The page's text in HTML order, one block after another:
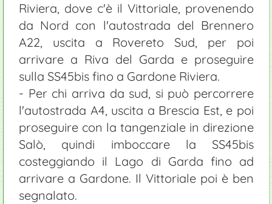
Riviera, dove c'è il Vittoriale, provenendo
da Nord con l'autostrada del Brennero
A22, uscita a Rovereto Sud, per poi
arrivare a Riva del Garda e proseguire
sulla SS45bis fino a Gardone Riviera.
- Per chi arriva da sud, si può percorrere
l'autostrada A4, uscita a Brescia Est, e poi
proseguire con la tangenziale in direzione
Salò, quindi imboccare la SS45bis
costeggiando il Lago di Garda fino ad
arrivare a Gardone. Il Vittoriale poi è ben
segnalato.